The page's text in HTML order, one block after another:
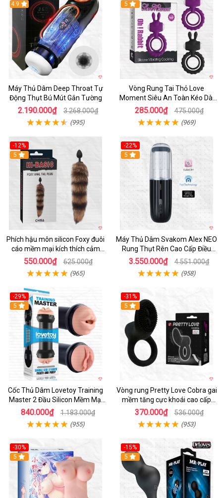
Hot
4.9
Máy Thủ Dâm Deep Throat Tự
Động Thụt Bú Mút Gắn Tường
2.190.000₫ 3.268.000₫
(995)
5
Vòng Rung Tai Thỏ Love
Moment Siêu An Toàn Kéo Dài
Thời Gian
285.000₫ 475.000₫
(969)
-12%
Hot
5
Phích hậu môn silicon Foxy đuôi
cáo mềm mại kích thích cảm
giác mới
550.000₫ 625.000₫
(965)
-22%
5
Máy Thủ Dâm Svakom Alex NEO
Rung Thụt Rên Cao Cấp Điều
Khiển App
3.550.000₫ 4.551.000₫
(958)
-29%
Hot
5
Cốc Thủ Dâm Lovetoy Training
Master 2 Đầu Silicon Mềm Mại
Tiện Lợi
840.000₫ 1.183.000₫
(955)
-31%
5
Vòng rung Pretty Love Cobra gai
mềm tăng cực khoái cao cấp
chính hãng
370.000₫ 536.000₫
(953)
-30%
Hot
5
-15%
Hot
5